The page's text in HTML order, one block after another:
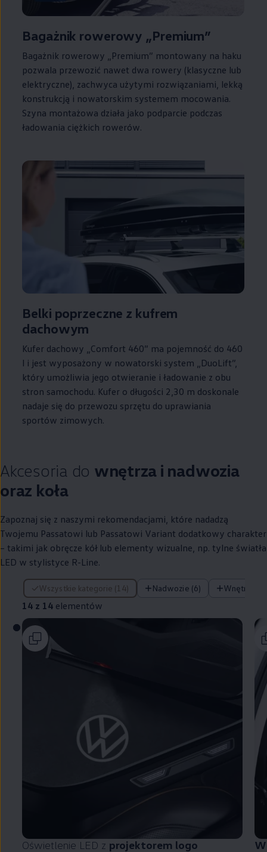
Bagażnik rowerowy „Premium”
Bagażnik rowerowy „Premium” montowany na haku
pozwala przewozić nawet dwa rowery (klasyczne lub
elektryczne), zachwyca użytymi rozwiązaniami, lekką
konstrukcją i nowatorskim systemem mocowania.
Szyna montażowa działa jako podparcie podczas
ładowania ciężkich rowerów.
Belki poprzeczne z kufrem
dachowym
Kufer dachowy „Comfort 460” ma pojemność do 460
l i jest wyposażony w nowatorski system „DuoLift”,
który umożliwia jego otwieranie i ładowanie z obu
stron samochodu. Kufer o długości 2,30 m doskonale
nadaje się do przewozu sprzętu do uprawiania
sportów zimowych.
Akcesoria do wnętrza i nadwozia
oraz koła
Zapoznaj się z naszymi rekomendacjami, które nadadzą
Twojemu Passatowi lub Passatowi Variant dodatkowy charakter
– takimi jak obręcze kół lub elementy wizualne, np. tylne światła
LED w stylistyce R-Line.
Wszystkie kategorie (14) Nadwozie (6) Wnętrze (4)
14 z 14 elementów
14 z 14 elementów
Oświetlenie LED z projektorem logo